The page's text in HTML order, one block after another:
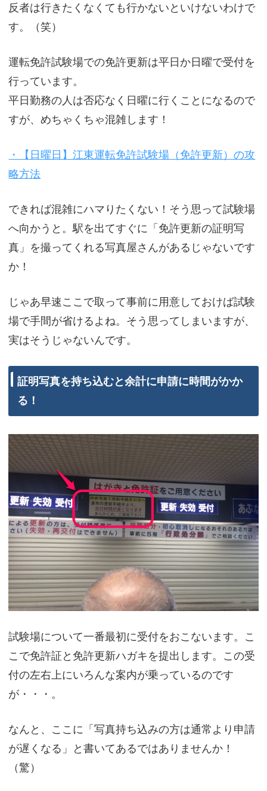
反者は行きたくなくても行かないといけないわけで
す。（笑）
運転免許試験場での免許更新は平日か日曜で受付を
行っています。
平日勤務の人は否応なく日曜に行くことになるので
すが、めちゃくちゃ混雑します！
・【日曜日】江東運転免許試験場（免許更新）の攻
略方法
できれば混雑にハマりたくない！そう思って試験場
へ向かうと。駅を出てすぐに「免許更新の証明写
真」を撮ってくれる写真屋さんがあるじゃないです
か！
じゃあ早速ここで取って事前に用意しておけば試験
場で手間が省けるよね。そう思ってしまいますが、
実はそうじゃないんです。
証明写真を持ち込むと余計に申請に時間がかか
る！
試験場について一番最初に受付をおこないます。こ
こで免許証と免許更新ハガキを提出します。この受
付の左右上にいろんな案内が乗っているのです
が・・・。
なんと、ここに「写真持ち込みの方は通常より申請
が遅くなる」と書いてあるではありませんか！
（驚）